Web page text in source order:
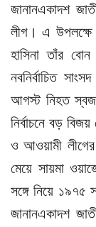
জানানএকাদশ
লীগ। এ উপলক্ষে
হাসিনা তাঁর
নবনির্বাচিত
আগস্ট নিহত
নির্বাচনে বড়
ও আওয়ামী লীগের
মেয়ে সায়মা
সঙ্গে নিয়ে
জানানএকাদশ